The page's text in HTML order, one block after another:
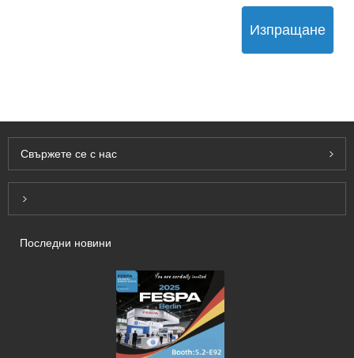
Изпращане
Свържете се с нас
Inquiry For Pricelist
Последни новини